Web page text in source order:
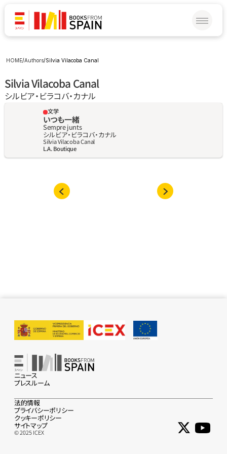
HOME/Authors/Silvia Vilacoba Canal
Silvia Vilacoba Canal
シルビア・ビラコバ・カナル
文学
いつも一緒
Sempre junts
シルビア・ビラコバ・カナル
Silvia Vilacoba Canal
L.A. Boutique
ニュース
プレスルーム
© 2025 ICEX
法的情報
プライバシーポリシー
クッキーポリシー
サイトマップ